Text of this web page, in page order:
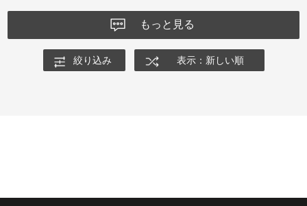
もっと見る
絞り込み 表示：新しい順